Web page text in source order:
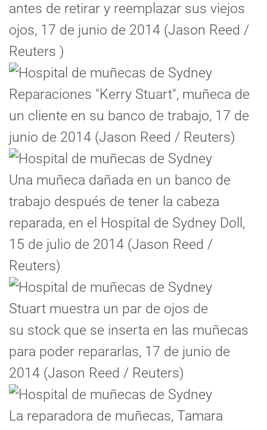
antes de retirar y reemplazar sus viejos
ojos, 17 de junio de 2014 (Jason Reed /
Reuters )
Reparaciones "Kerry Stuart", muñeca de
un cliente en su banco de trabajo, 17 de
junio de 2014 (Jason Reed / Reuters)
Una muñeca dañada en un banco de
trabajo después de tener la cabeza
reparada, en el Hospital de Sydney Doll,
15 de julio de 2014 (Jason Reed /
Reuters)
Stuart muestra un par de ojos de
su stock que se inserta en las muñecas
para poder repararlas, 17 de junio de
2014 (Jason Reed / Reuters)
La reparadora de muñecas, Tamara